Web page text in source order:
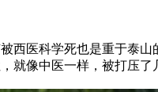
医科学死也是重于泰山
像中医一样，被打压了